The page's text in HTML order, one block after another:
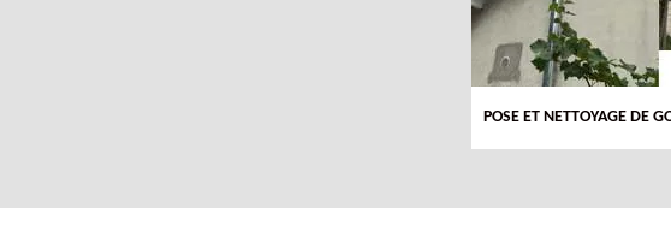
POSE ET NETTOYAGE DE